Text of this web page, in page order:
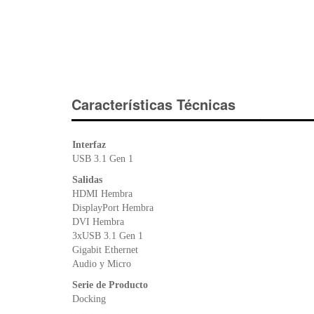
Características Técnicas
Interfaz
USB 3.1 Gen 1
Salidas
HDMI Hembra
DisplayPort Hembra
DVI Hembra
3xUSB 3.1 Gen 1
Gigabit Ethernet
Audio y Micro
Serie de Producto
Docking